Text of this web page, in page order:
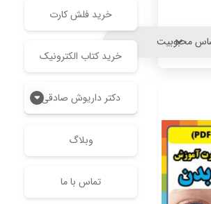
خرید فلش کارت
خرید کتاب الکترونیک
دکتر داریوش صادقی
وبلاگ
تماس با ما